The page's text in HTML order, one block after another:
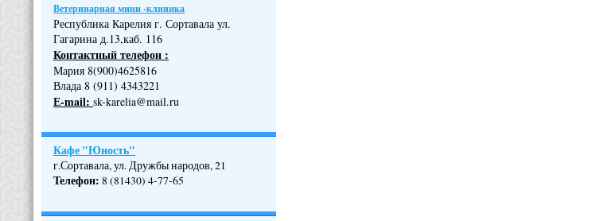
Ветеринарная мини -клиника
Республика Карелия г. Сортавала ул.
Гагарина д.13,каб. 116
Контактный телефон :
Мария 8(900)4625816
Влада 8 (911) 4343221
Е-mail: sk-karelia@mail.ru
Кафе "Юность"
г.Сортавала, ул. Дружбы народов, 21
Телефон: 8 (81430) 4-77-65